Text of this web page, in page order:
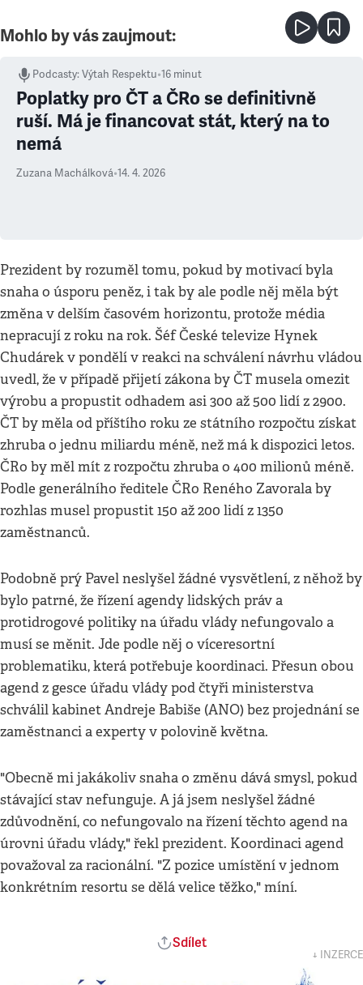
Mohlo by vás zaujmout:
Podcasty:Výtah Respektu•16 minut
Poplatky pro ČT a ČRo se definitivně
ruší. Má je financovat stát, který na to
nemá
Zuzana Machálková•14. 4. 2026
Prezident by rozuměl tomu, pokud by motivací byla
snaha o úsporu peněz, i tak by ale podle něj měla být
změna v delším časovém horizontu, protože média
nepracují z roku na rok. Šéf České televize Hynek
Chudárek v pondělí v reakci na schválení návrhu vládou
uvedl, že v případě přijetí zákona by ČT musela omezit
výrobu a propustit odhadem asi 300 až 500 lidí z 2900.
ČT by měla od příštího roku ze státního rozpočtu získat
zhruba o jednu miliardu méně, než má k dispozici letos.
ČRo by měl mít z rozpočtu zhruba o 400 milionů méně.
Podle generálního ředitele ČRo Reného Zavorala by
rozhlas musel propustit 150 až 200 lidí z 1350
zaměstnanců.
Podobně prý Pavel neslyšel žádné vysvětlení, z něhož by
bylo patrné, že řízení agendy lidských práv a
protidrogové politiky na úřadu vlády nefungovalo a
musí se měnit. Jde podle něj o víceresortní
problematiku, která potřebuje koordinaci. Přesun obou
agend z gesce úřadu vlády pod čtyři ministerstva
schválil kabinet Andreje Babiše (ANO) bez projednání se
zaměstnanci a experty v polovině května.
"Obecně mi jakákoliv snaha o změnu dává smysl, pokud
stávající stav nefunguje. A já jsem neslyšel žádné
zdůvodnění, co nefungovalo na řízení těchto agend na
úrovni úřadu vlády," řekl prezident. Koordinaci agend
považoval za racionální. "Z pozice umístění v jednom
konkrétním resortu se dělá velice těžko," míní.
Sdílet
↓ INZERCE